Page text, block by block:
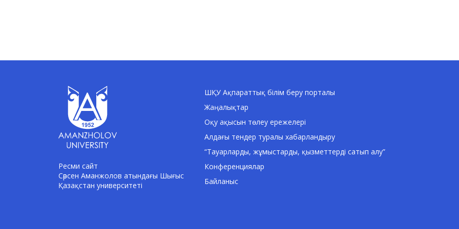
Ресми сайт
Сәрсен Аманжолов атындағы Шығыс
Қазақстан университеті
ШҚУ Ақпараттық білім беру порталы
Жаңалықтар
Оқу ақысын төлеу ережелері
Алдағы тендер туралы хабарландыру
“Тауарларды, жұмыстарды, қызметтерді сатып алу”
Конференциялар
Байланыс